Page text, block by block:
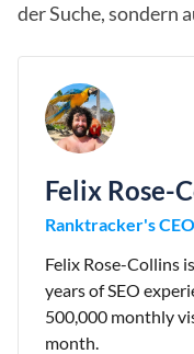
der Suche, sondern
Felix Rose-
Ranktracker's
Felix Rose-Collins
years of SEO
500,000 monthly
month.